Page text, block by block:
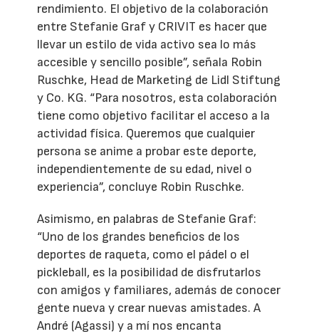
rendimiento. El objetivo de la colaboración
entre Stefanie Graf y CRIVIT es hacer que
llevar un estilo de vida activo sea lo más
accesible y sencillo posible”, señala Robin
Ruschke, Head de Marketing de Lidl Stiftung
y Co. KG. “Para nosotros, esta colaboración
tiene como objetivo facilitar el acceso a la
actividad física. Queremos que cualquier
persona se anime a probar este deporte,
independientemente de su edad, nivel o
experiencia”, concluye Robin Ruschke.
Asimismo, en palabras de Stefanie Graf:
“Uno de los grandes beneficios de los
deportes de raqueta, como el pádel o el
pickleball, es la posibilidad de disfrutarlos
con amigos y familiares, además de conocer
gente nueva y crear nuevas amistades. A
André (Agassi) y a mí nos encanta